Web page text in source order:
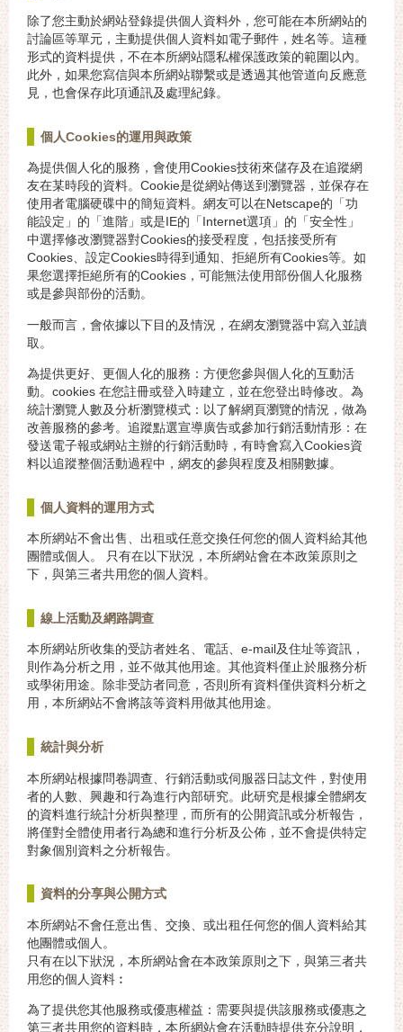
除了您主動於網站登錄提供個人資料外，您可能在本所網站的
討論區等單元，主動提供個人資料如電子郵件，姓名等。這種
形式的資料提供，不在本所網站隱私權保護政策的範圍以內。
此外，如果您寫信與本所網站聯繫或是透過其他管道向反應意
見，也會保存此項通訊及處理紀錄。
個人Cookies的運用與政策
為提供個人化的服務，會使用Cookies技術來儲存及在追蹤網
友在某時段的資料。Cookie是從網站傳送到瀏覽器，並保存在
使用者電腦硬碟中的簡短資料。網友可以在Netscape的「功
能設定」的「進階」或是IE的「Internet選項」的「安全性」
中選擇修改瀏覽器對Cookies的接受程度，包括接受所有
Cookies、設定Cookies時得到通知、拒絕所有Cookies等。如
果您選擇拒絕所有的Cookies，可能無法使用部份個人化服務
或是參與部份的活動。
一般而言，會依據以下目的及情況，在網友瀏覽器中寫入並讀
取。
為提供更好、更個人化的服務：方便您參與個人化的互動活
動。cookies 在您註冊或登入時建立，並在您登出時修改。為
統計瀏覽人數及分析瀏覽模式：以了解網頁瀏覽的情況，做為
改善服務的參考。追蹤點選宣導廣告或參加行銷活動情形：在
發送電子報或網站主辦的行銷活動時，有時會寫入Cookies資
料以追蹤整個活動過程中，網友的參與程度及相關數據。
個人資料的運用方式
本所網站不會出售、出租或任意交換任何您的個人資料給其他
團體或個人。 只有在以下狀況，本所網站會在本政策原則之
下，與第三者共用您的個人資料。
線上活動及網路調查
本所網站所收集的受訪者姓名、電話、e-mail及住址等資訊，
則作為分析之用，並不做其他用途。其他資料僅止於服務分析
或學術用途。除非受訪者同意，否則所有資料僅供資料分析之
用，本所網站不會將該等資料用做其他用途。
統計與分析
本所網站根據問卷調查、行銷活動或伺服器日誌文件，對使用
者的人數、興趣和行為進行內部研究。此研究是根據全體網友
的資料進行統計分析與整理，而所有的公開資訊或分析報告，
將僅對全體使用者行為總和進行分析及公佈，並不會提供特定
對象個別資料之分析報告。
資料的分享與公開方式
本所網站不會任意出售、交換、或出租任何您的個人資料給其
他團體或個人。
只有在以下狀況，本所網站會在本政策原則之下，與第三者共
用您的個人資料︰
為了提供您其他服務或優惠權益：需要與提供該服務或優惠之
第三者共用您的資料時，本所網站會在活動時提供充分說明，